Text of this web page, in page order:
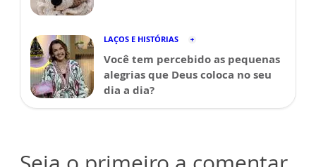
LAÇOS E HISTÓRIAS
Você tem percebido as pequenas
alegrias que Deus coloca no seu
dia a dia?